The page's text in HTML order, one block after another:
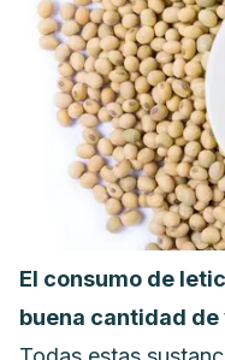
El consumo de
buena cantidad